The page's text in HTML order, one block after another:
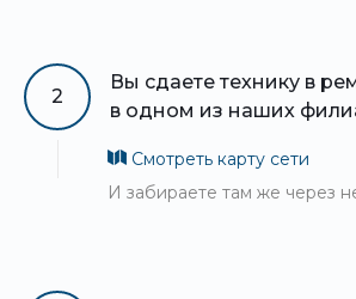
2
Вы сдаете технику в
в одном из наших
Смотреть карту сети
И забираете там же через